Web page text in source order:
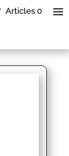
Articles 0